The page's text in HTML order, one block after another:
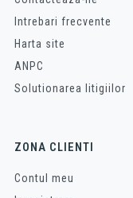
Intrebari frecvente
Harta site
ANPC
Solutionarea litigiilor
ZONA CLIENTI
Contul meu